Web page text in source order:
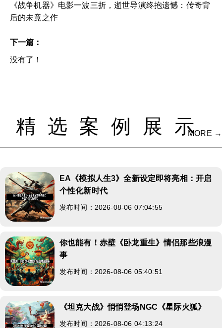
《战争机器》电影一波三折，逝世导演终抱遗憾：传奇背
后的未竟之作
下一篇：
没有了！
精选案例展示MORE →
EA《模拟人生3》全新设定即将亮相：开启
个性化新时代
发布时间：2026-08-06 07:04:55
你也能有！赤壁《卧龙重生》情侣那些浪漫
事
发布时间：2026-08-06 05:40:51
《坦克大战》悄悄登场NGC《星际火狐》
发布时间：2026-08-06 04:13:24